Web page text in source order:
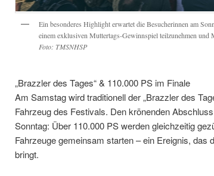
Ein besonderes Highlight erwartet die Besucherinnen am
einem exklusiven Muttertags-Gewinnspiel teilzunehmen und
Foto: TMSNHSP
„Brazzler des Tages“ & 110.000 PS im Finale
Am Samstag wird traditionell der „Brazzler des
Fahrzeug des Festivals. Den krönenden
Sonntag: Über 110.000 PS werden gleichzeitig
Fahrzeuge gemeinsam starten – ein Ereignis, das
bringt.